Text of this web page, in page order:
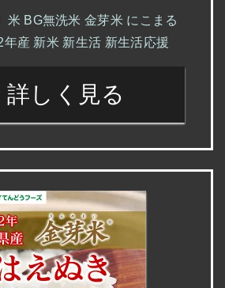
米 BG無洗米 金芽米 にこまる
産 新米 新生活 新生活応援
詳しく見る